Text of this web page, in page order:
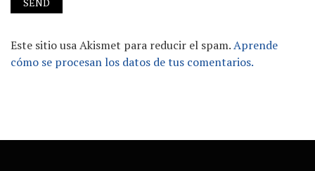
Este sitio usa Akismet para reducir el spam.Aprende
cómo se procesan los datos de tus comentarios.